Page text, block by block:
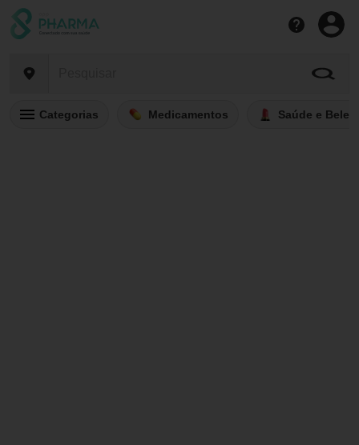
Categorias Medicamentos Saúde e